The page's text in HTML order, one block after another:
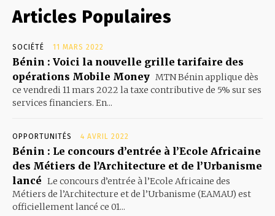
Articles Populaires
SOCIÉTÉ 11 MARS 2022
Bénin : Voici la nouvelle grille tarifaire des
opérations Mobile Money MTN Bénin applique dès
ce vendredi 11 mars 2022 la taxe contributive de 5% sur ses
services financiers. En...
OPPORTUNITÉS 4 AVRIL 2022
Bénin : Le concours d’entrée à l’Ecole Africaine
des Métiers de l’Architecture et de l’Urbanisme
lancé Le concours d’entrée à l’Ecole Africaine des
Métiers de l’Architecture et de l’Urbanisme (EAMAU) est
officiellement lancé ce 01...